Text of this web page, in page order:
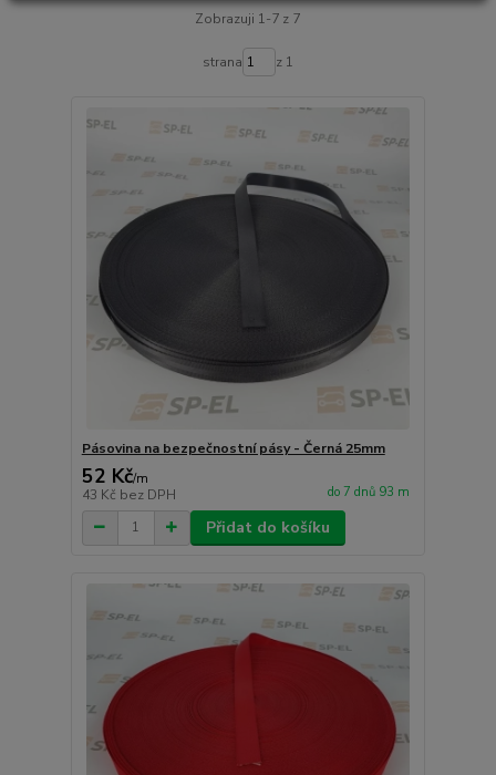
Zobrazuji 1-7 z 7
strana z 1
Pásovina na bezpečnostní pásy - Černá 25mm
52 Kč/m
43 Kč bez DPH do 7 dnů 93 m
Přidat do košíku